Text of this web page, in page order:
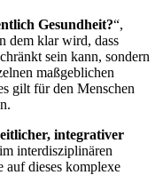
Gesundheit?“,
dem klar wird, dass
sein kann, sondern
maßgeblichen
gilt für den Menschen
integrativer
interdisziplinären
auf dieses komplexe